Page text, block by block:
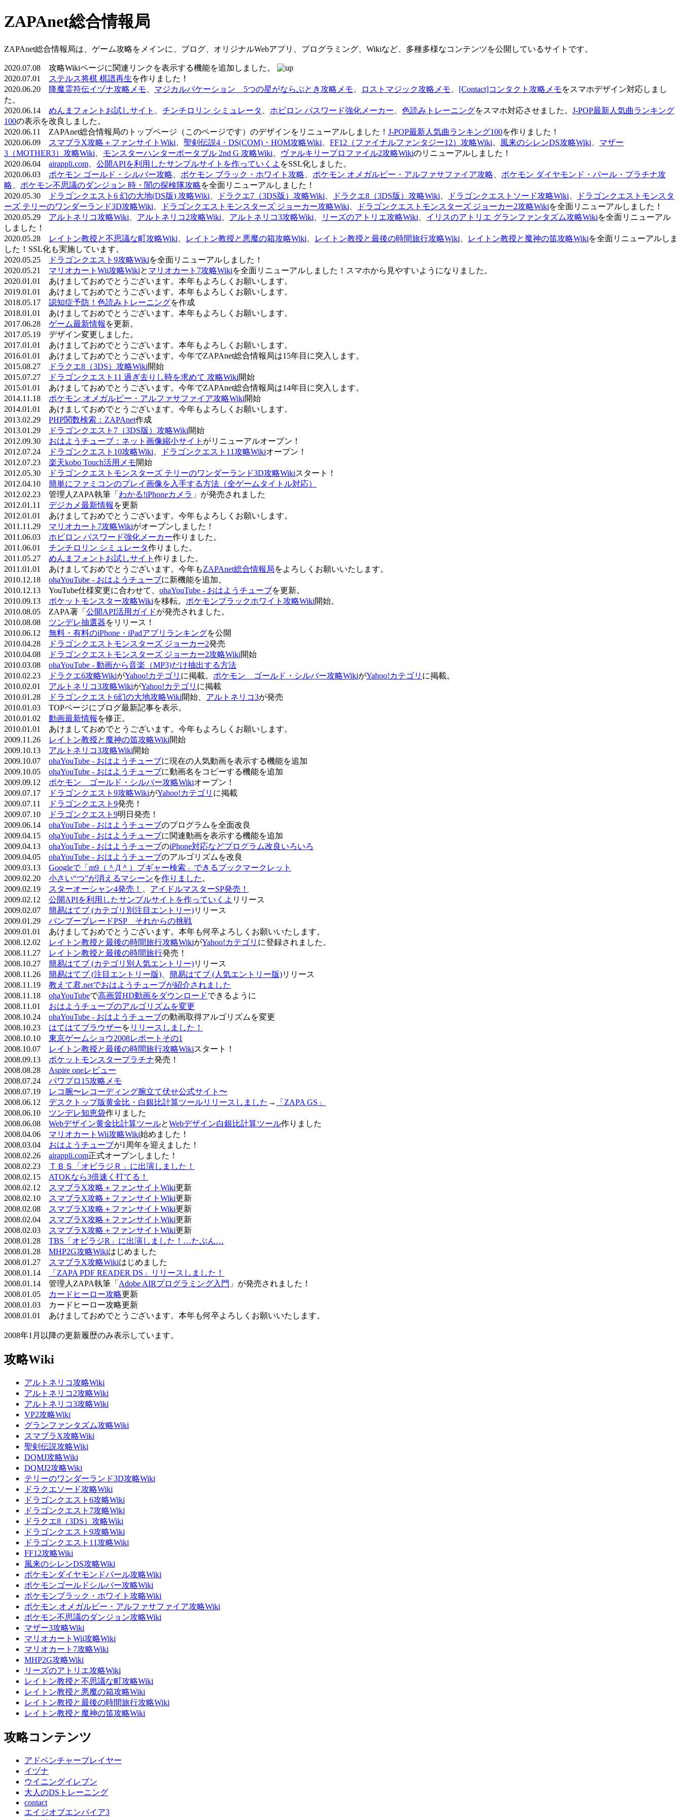
ZAPAnet総合情報局
ZAPAnet総合情報局は、ゲーム攻略をメインに、ブログ、オリジナルWebアプリ、プログラミング、Wikiなど、多種多様なコンテンツを公開しているサイトです。
2020.07.08 攻略Wikiページに関連リンクを表示する機能を追加しました。
2020.07.01
ステルス将棋 棋譜再生を作りました！
2020.06.20
降魔霊符伝イヅナ攻略メモ マジカルバケーション 5つの星がならぶとき攻略メモ ロストマジック攻略メモ [Contact]コンタクト攻略メモをスマホデザイン対応しまし
た。
2020.06.14 めんまフォントお試しサイト チンチロリン シミュレータ ホビロン パスワード強化メーカー 色読みトレーニングをスマホ対応させました。 J-POP最新人気曲ランキング
100の表示を改良しました。
2020.06.11 ZAPAnet総合情報局のトップページ（このページです）のデザインをリニューアルしました！ J-POP最新人気曲ランキング100を作りました！
2020.06.09
スマブラX攻略＋ファンサイトWiki 聖剣伝説4・DS(COM)・HOM攻略Wiki FF12（ファイナルファンタジー12）攻略Wiki 風来のシレンDS攻略Wiki
マザー
3（MOTHER3）攻略Wiki
モンスターハンターポータブル 2nd G 攻略Wiki ヴァルキリープロファイル2攻略Wikiのリニューアルしました！
2020.06.04 airappli.com 公開APIを利用したサンプルサイトを作っていくよ をSSL化しました。
2020.06.03 ポケモン ゴールド・シルバー攻略 ポケモン ブラック・ホワイト攻略 ポケモン オメガルビー・アルファサファイア攻略
ポケモン ダイヤモンド・パール・プラチナ攻
略
ポケモン不思議のダンジョン 時・闇の探検隊攻略を全面リニューアルしました！
2020.05.30
ドラゴンクエスト6 幻の大地(DS版) 攻略Wiki ドラクエ7（3DS版）攻略Wiki ドラクエ8（3DS版）攻略Wiki ドラゴンクエストソード攻略Wiki
ドラゴンクエストモンスタ
ーズ テリーのワンダーランド3D攻略Wiki
ドラゴンクエストモンスターズ ジョーカー攻略Wiki ドラゴンクエストモンスターズ ジョーカー2攻略Wikiを全面リニューアルしました！
2020.05.29 アルトネリコ攻略Wiki アルトネリコ2攻略Wiki アルトネリコ3攻略Wiki リーズのアトリエ攻略Wiki イリスのアトリエ グランファンタズム攻略Wikiを全面リニューアル
しました！
2020.05.28
レイトン教授と不思議な町攻略Wiki レイトン教授と悪魔の箱攻略Wiki レイトン教授と最後の時間旅行攻略Wiki レイトン教授と魔神の笛攻略Wikiを全面リニューアルしま
した！SSL化も実施しています。
2020.05.25
ドラゴンクエスト9攻略Wikiを全面リニューアルしました！
2020.05.21 マリオカートWii攻略Wikiと マリオカート7攻略Wikiを全面リニューアルしました！スマホから見やすいようになりました。
2020.01.01 あけましておめでとうございます。本年もよろしくお願いします。
2019.01.01 あけましておめでとうございます。本年もよろしくお願いします。
2018.05.17 認知症予防！色読みトレーニングを作成
2018.01.01 あけましておめでとうございます。本年もよろしくお願いします。
2017.06.28 ゲーム最新情報 を更新。
2017.05.19 デザイン変更しました。
2017.01.01 あけましておめでとうございます。本年もよろしくお願いします。
2016.01.01 あけましておめでとうございます。今年でZAPAnet総合情報局は15年目に突入します。
2015.08.27
ドラクエ8（3DS）攻略Wiki開始
2015.07.27
ドラゴンクエスト11 過ぎ去りし時を求めて 攻略Wiki開始
2015.01.01 あけましておめでとうございます。今年でZAPAnet総合情報局は14年目に突入します。
2014.11.18 ポケモン オメガルビー・アルファサファイア攻略Wiki開始
2014.01.01 あけましておめでとうございます。今年もよろしくお願いします。
2013.02.29 PHP関数検索：ZAPAnet作成
2013.01.29
ドラゴンクエスト7（3DS版）攻略Wiki開始
2012.09.30 おはようチューブ：ネット画像縮小サイト がリニューアルオープン！
2012.07.24
ドラゴンクエスト10攻略Wiki ドラゴンクエスト11攻略Wikiオープン！
2012.07.23 楽天kobo Touch活用メモ開始
2012.05.30
ドラゴンクエストモンスターズ テリーのワンダーランド3D攻略Wikiスタート！
2012.04.10 簡単にファミコンのプレイ画像を入手する方法（全ゲームタイトル対応）
2012.02.23 管理人ZAPA執筆「 わかる!iPhoneカメラ 」が発売されました
2012.01.11 デジカメ最新情報 を更新
2012.01.01 あけましておめでとうございます。今年もよろしくお願いします。
2011.11.29 マリオカート7攻略Wikiがオープンしました！
2011.06.03 ホビロン パスワード強化メーカー作りました。
2011.06.01 チンチロリン シミュレータ作りました。
2011.05.27 めんまフォントお試しサイト 作りました。
2011.01.01 あけましておめでとうございます。今年もZAPAnet総合情報局をよろしくお願いいたします。
2010.12.18 ohaYouTube - おはようチューブに新機能を追加。
2010.12.13 YouTube仕様変更に合わせて、 ohaYouTube - おはようチューブを更新。
2010.09.13 ポケットモンスター攻略Wikiを移転。 ポケモンブラックホワイト攻略Wiki開始。
2010.08.05 ZAPA著「 公開API活用ガイドが発売されました。
2010.08.08 ツンデレ抽選器をリリース！
2010.06.12 無料・有料のiPhone・iPadアプリランキングを公開
2010.04.28
ドラゴンクエストモンスターズ ジョーカー2発売
2010.04.08
ドラゴンクエストモンスターズ ジョーカー2攻略Wiki開始
2010.03.08 ohaYouTube - 動画から音楽（MP3)だけ抽出する方法
2010.02.23
ドラクエ6攻略WikiがYahoo!カテゴリ に掲載。 ポケモン ゴールド・シルバー攻略WikiがYahoo!カテゴリ に掲載。
2010.02.01 アルトネリコ3攻略WikiがYahoo!カテゴリ に掲載
2010.01.28
ドラゴンクエスト6幻の大地攻略Wiki開始、 アルトネリコ3が発売
2010.01.03 TOPページにブログ最新記事を表示。
2010.01.02 動画最新情報 を修正。
2010.01.01 あけましておめでとうございます。今年もよろしくお願いします。
2009.11.26
レイトン教授と魔神の笛攻略Wiki開始
2009.10.13 アルトネリコ3攻略Wiki開始
2009.10.07 ohaYouTube - おはようチューブに現在の人気動画を表示する機能を追加
2009.10.05 ohaYouTube - おはようチューブに動画名をコピーする機能を追加
2009.09.12 ポケモン ゴールド・シルバー攻略Wikiオープン！
2009.07.17
ドラゴンクエスト9攻略WikiがYahoo!カテゴリ に掲載
2009.07.11
ドラゴンクエスト9発売！
2009.07.10
ドラゴンクエスト9明日発売！
2009.06.14 ohaYouTube - おはようチューブのプログラムを全面改良
2009.04.15 ohaYouTube - おはようチューブに関連動画を表示する機能を追加
2009.04.13 ohaYouTube - おはようチューブのiPhone対応などプログラム改良いろいろ
2009.04.05 ohaYouTube - おはようチューブのアルゴリズムを改良
2009.03.13 Googleで「m9（＾Д＾）プギャー検索」できるブックマークレット
2009.02.20 小さい“つ”が消えるマシーンを作りました 。
2009.02.19
スターオーシャン4発売！
アイドルマスターSP発売！
2009.02.12 公開APIを利用したサンプルサイトを作っていくよ リリース
2009.02.07 簡易はてブ (カテゴリ別注目エントリー)リリース
2009.01.29 バンブーブレードPSP それからの挑戦
2009.01.01 あけましておめでとうございます。本年も何卒よろしくお願いいたします。
2008.12.02
レイトン教授と最後の時間旅行攻略WikiがYahoo!カテゴリ に登録されました。
2008.11.27
レイトン教授と最後の時間旅行発売！
2008.10.27 簡易はてブ (カテゴリ別人気エントリー)リリース
2008.11.26 簡易はてブ (注目エントリー版) 簡易はてブ (人気エントリー版)リリース
2008.11.19 教えて君.netでおはようチューブが紹介されました
2008.11.18 ohaYouTubeで高画質HD動画をダウンロードできるように
2008.11.01 おはようチューブのアルゴリズムを変更
2008.10.24 ohaYouTube - おはようチューブの動画取得アルゴリズムを変更
2008.10.23 はてはてブラウザーを リリースしました！
2008.10.10 東京ゲームショウ2008レポートその1
2008.10.07
レイトン教授と最後の時間旅行攻略Wikiスタート！
2008.09.13 ポケットモンスタープラチナ発売！
2008.08.28 Aspire oneレビュー
2008.07.24 パワプロ15攻略メモ
2008.07.19
レコ腕〜レコーディング腕立て伏せ公式サイト〜
2008.06.12 デスクトップ版黄金比・白銀比計算ツールリリースしました →
「ZAPA GS」
2008.06.10 ツンデレ知恵袋作りました
2008.06.08 Webデザイン黄金比計算ツールとWebデザイン白銀比計算ツール作りました
2008.04.06 マリオカートWii攻略Wiki始めました！
2008.03.04 おはようチューブが1周年を迎えました！
2008.02.26 airappli.com正式オープンしました！
2008.02.23
ＴＢＳ「オビラジＲ」に出演しました！
2008.02.15 ATOKなら3倍速く打てる！
2008.02.12
スマブラX攻略＋ファンサイトWiki更新
2008.02.10
スマブラX攻略＋ファンサイトWiki更新
2008.02.08
スマブラX攻略＋ファンサイトWiki更新
2008.02.04
スマブラX攻略＋ファンサイトWiki更新
2008.02.03
スマブラX攻略＋ファンサイトWiki更新
2008.01.28 TBS「オビラジR」に出演しました！…たぶん…
2008.01.28 MHP2G攻略Wikiはじめました
2008.01.27
スマブラX攻略Wikiはじめました
2008.01.14
「ZAPA PDF READER DS」リリースしました！
2008.01.14 管理人ZAPA執筆「 Adobe AIRプログラミング入門 」が発売されました！
2008.01.05
カードヒーロー攻略更新
2008.01.03 カードヒーロー攻略更新
2008.01.01 あけましておめでとうございます。本年も何卒よろしくお願いいたします。
2008年1月以降の更新履歴のみ表示しています。
攻略Wiki
アルトネリコ攻略Wiki
アルトネリコ2攻略Wiki
アルトネリコ3攻略Wiki
VP2攻略Wiki
グランファンタズム攻略Wiki
スマブラX攻略Wiki
聖剣伝説攻略Wiki
DQMJ攻略Wiki
DQMJ2攻略Wiki
テリーのワンダーランド3D攻略Wiki
ドラクエソード攻略Wiki
ドラゴンクエスト6攻略Wiki
ドラゴンクエスト7攻略Wiki
ドラクエ8（3DS）攻略Wiki
ドラゴンクエスト9攻略Wiki
ドラゴンクエスト11攻略Wiki
FF12攻略Wiki
風来のシレンDS攻略Wiki
ポケモンダイヤモンドパール攻略Wiki
ポケモンゴールドシルバー攻略Wiki
ポケモンブラック・ホワイト攻略Wiki
ポケモン オメガルビー・アルファサファイア攻略Wiki
ポケモン不思議のダンジョン攻略Wiki
マザー3攻略Wiki
マリオカートWii攻略Wiki
マリオカート7攻略Wiki
MHP2G攻略Wiki
リーズのアトリエ攻略Wiki
レイトン教授と不思議な町攻略Wiki
レイトン教授と悪魔の箱攻略Wiki
レイトン教授と最後の時間旅行攻略Wiki
レイトン教授と魔神の笛攻略Wiki
攻略コンテンツ
アドベンチャープレイヤー
イヅナ
ウイニングイレブン
大人のDSトレーニング
contact
エイジオブエンパイア3